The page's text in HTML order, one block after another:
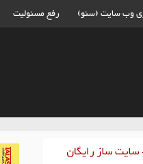
وب سایت (سئو) رفع مسئولیت